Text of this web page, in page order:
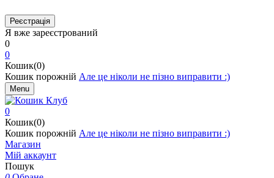
Я вже зареєстрований
0
0
Кошик(0)
Кошик порожній Але це ніколи не пізно виправити :)
Menu
0
Кошик(0)
Кошик порожній Але це ніколи не пізно виправити :)
Магазин
Мій аккаунт
Пошук